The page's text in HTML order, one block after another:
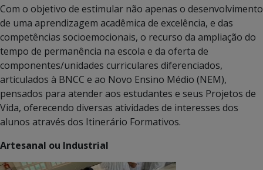
Com o objetivo de estimular não apenas o desenvolvimento
de uma aprendizagem acadêmica de excelência, e das
competências socioemocionais, o recurso da ampliação do
tempo de permanência na escola e da oferta de
componentes/unidades curriculares diferenciados,
articulados à BNCC e ao Novo Ensino Médio (NEM),
pensados para atender aos estudantes e seus Projetos de
Vida, oferecendo diversas atividades de interesses dos
alunos através dos Itinerário Formativos.
Artesanal ou Industrial